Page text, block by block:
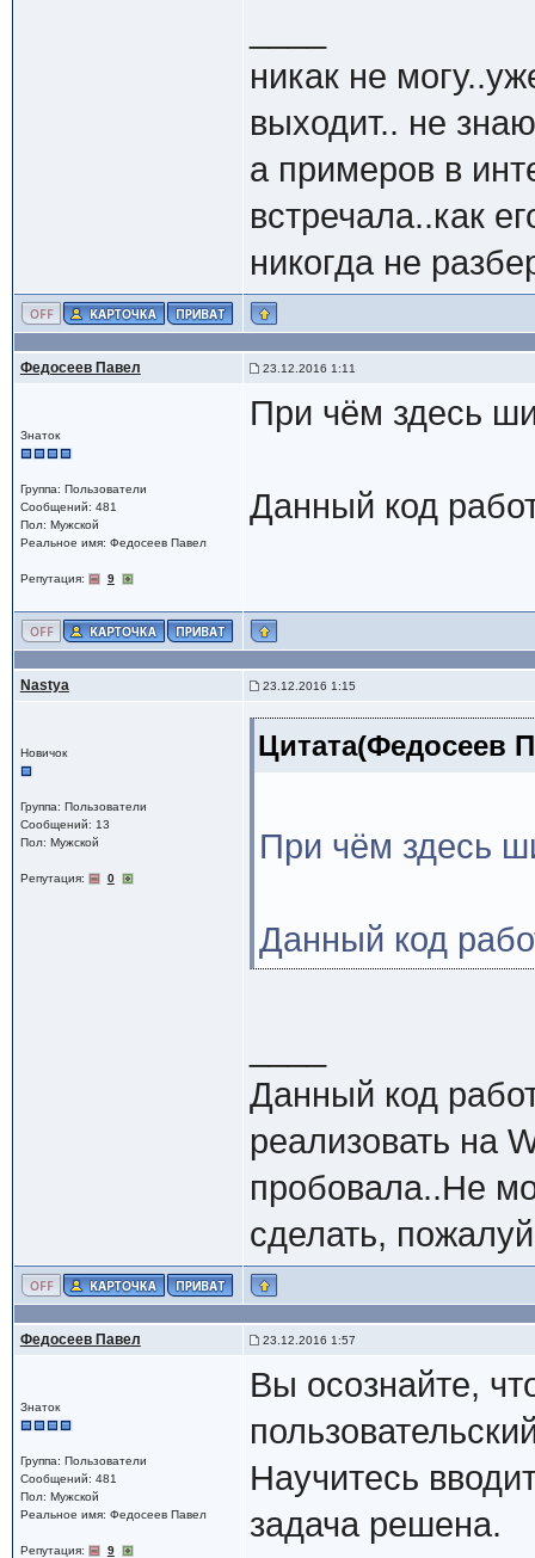
никак не
выходит.. не
а примеров в
встречала..как
никогда не
Федосеев Павел 23.12.2016 1:11
Знаток
Группа: Пользователи
Сообщений: 481
Пол: Мужской
Реальное имя: Федосеев Павел
Репутация: 9
При чём здесь
Данный код
Nastya 23.12.2016 1:15
Новичок
Группа: Пользователи
Сообщений: 13
Пол: Мужской
Репутация: 0
Цитата(Федосеев
При чём здесь
Данный код
Данный код
реализовать на
пробовала..Не
сделать,
Федосеев Павел 23.12.2016 1:57
Знаток
Группа: Пользователи
Сообщений: 481
Пол: Мужской
Реальное имя: Федосеев Павел
Репутация: 9
Вы осознайте,
Научитесь
задача решена.